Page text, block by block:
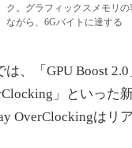
ク。グラフィックスメモリ
ながら、6Gバイトに達する
、「GPU Boost
」といった
OverClockingはリ